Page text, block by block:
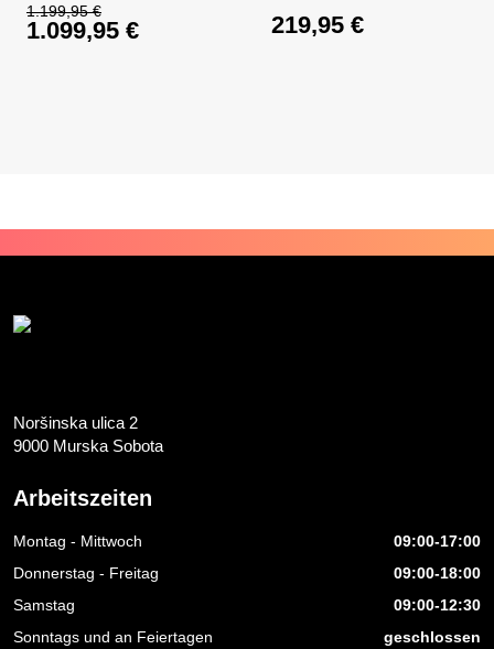
1.199,95€
Ursprünglicher Preis war: 1.199,95 €
1.099,95 €
219,95 €
Noršinska ulica 2
9000 Murska Sobota
Arbeitszeiten
Montag - Mittwoch
09:00-17:00
Donnerstag - Freitag
09:00-18:00
Samstag
09:00-12:30
Sonntags und an Feiertagen
geschlossen